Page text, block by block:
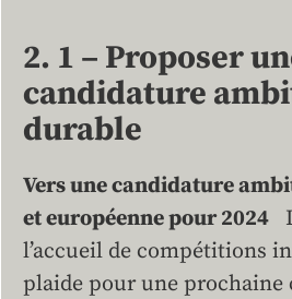
2. 1 – Proposer
candidature
durable
Vers une candidature
et européenne pour 2024
l’accueil de compétitions
plaide pour une prochaine